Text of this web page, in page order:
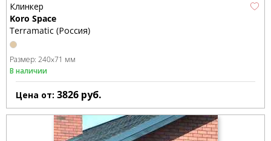
Клинкер
Koro Space
Terramatic (Россия)
Размер: 240x71 мм
В наличии
Цена от: 3826 руб.